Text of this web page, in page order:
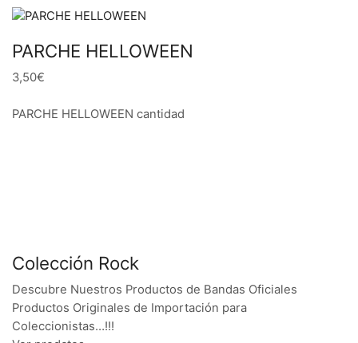
PARCHE HELLOWEEN
3,50€
PARCHE HELLOWEEN cantidad
Colección Rock
Descubre Nuestros Productos de Bandas Oficiales
Productos Originales de Importación para
Coleccionistas…!!!